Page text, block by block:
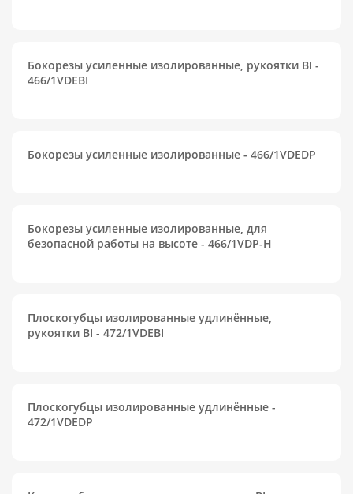
Бокорезы усиленные изолированные, рукоятки BI -
466/1VDEBI
Бокорезы усиленные изолированные - 466/1VDEDP
Бокорезы усиленные изолированные, для
безопасной работы на высоте - 466/1VDP-H
Плоскогубцы изолированные удлинённые,
рукоятки BI - 472/1VDEBI
Плоскогубцы изолированные удлинённые -
472/1VDEDP